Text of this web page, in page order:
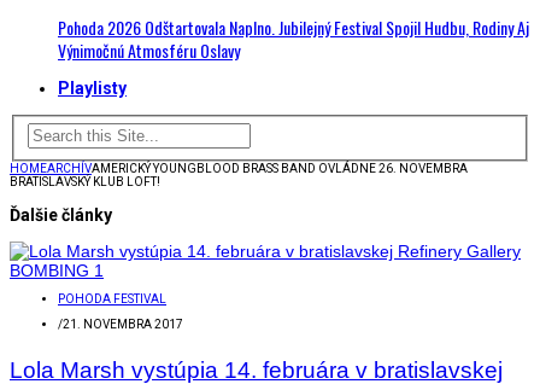
Pohoda 2026 Odštartovala Naplno. Jubilejný Festival Spojil Hudbu, Rodiny Aj
Výnimočnú Atmosféru Oslavy
Playlisty
HOMEARCHÍVAMERICKÝ YOUNGBLOOD BRASS BAND OVLÁDNE 26. NOVEMBRA
BRATISLAVSKÝ KLUB LOFT!
Ďalšie články
POHODA FESTIVAL
/21. NOVEMBRA 2017
Lola Marsh vystúpia 14. februára v bratislavskej